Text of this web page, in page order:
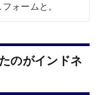
ォームと。
のがインドネ